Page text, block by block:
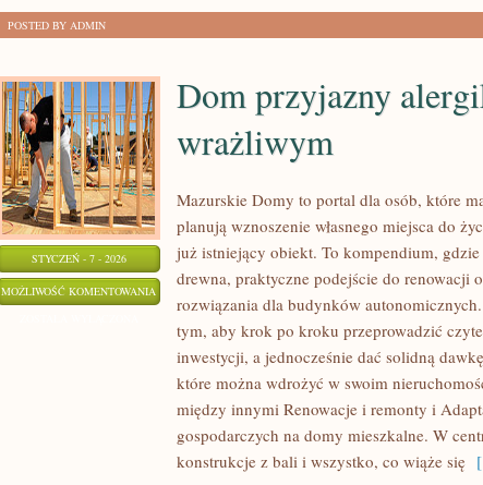
POSTED BY ADMIN
STYCZEŃ - 7 - 2026
MOŻLIWOŚĆ KOMENTOWANIA
ALERGIKOM
Dom przyjazny
wrażliwym
Mazurskie Domy to portal dla osób, które
planują wznoszenie własnego miejsca do
już istniejący obiekt. To kompendium, gdzie
drewna, praktyczne podejście do renowacji
rozwiązania dla budynków
tym, aby krok po kroku przeprowadzić
inwestycji, a jednocześnie dać solidną
które można wdrożyć w swoim
między innymi Renowacje i remonty i
gospodarczych na domy mieszkalne. W
konstrukcje z bali i wszystko, co wiąże się